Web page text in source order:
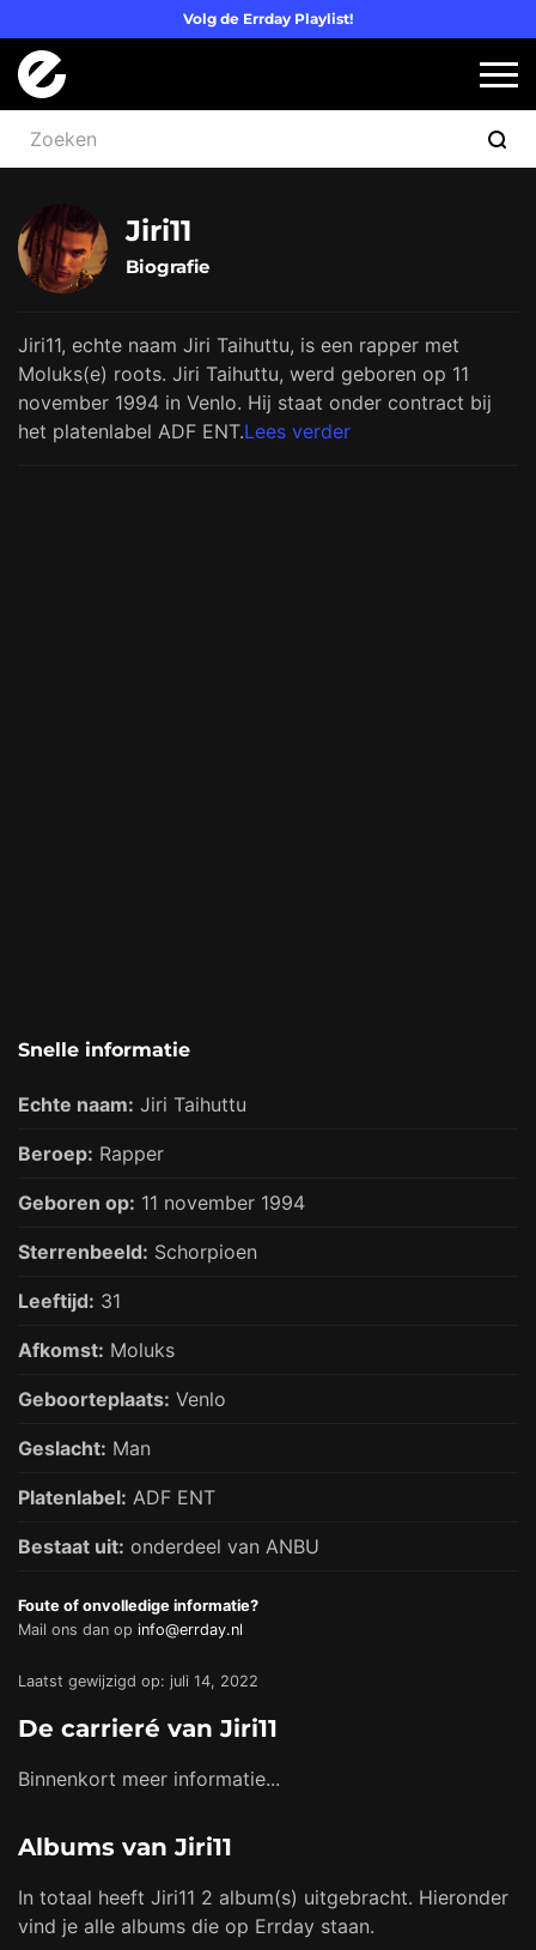
Volg de Errday Playlist!
Jiri11
Biografie
Jiri11, echte naam Jiri Taihuttu, is een rapper met
Moluks(e) roots. Jiri Taihuttu, werd geboren op 11
november 1994 in Venlo. Hij staat onder contract bij
het platenlabel ADF ENT.Lees verder
Snelle informatie
Echte naam: Jiri Taihuttu
Beroep: Rapper
Geboren op: 11 november 1994
Sterrenbeeld: Schorpioen
Leeftijd: 31
Afkomst: Moluks
Geboorteplaats: Venlo
Geslacht: Man
Platenlabel: ADF ENT
Bestaat uit: onderdeel van ANBU
Foute of onvolledige informatie?
Mail ons dan op info@errday.nl
Laatst gewijzigd op: juli 14, 2022
De carrieré van Jiri11
Binnenkort meer informatie...
Albums van Jiri11
In totaal heeft Jiri11 2 album(s) uitgebracht. Hieronder
vind je alle albums die op Errday staan.